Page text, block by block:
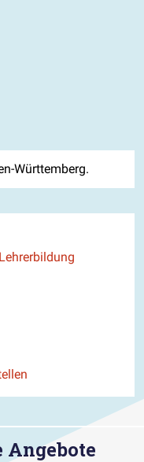
Württemberg.
Angebote